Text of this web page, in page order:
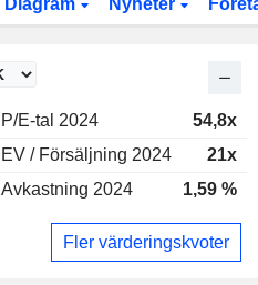
Diagram Nyheter
P/E-tal 2024
54,8x
EV / Försäljning 2024
21x
Avkastning 2024 1,59 %
Fler värderingskvoter